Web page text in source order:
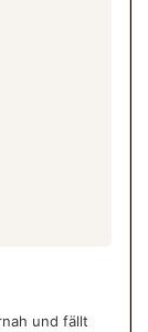
und fällt